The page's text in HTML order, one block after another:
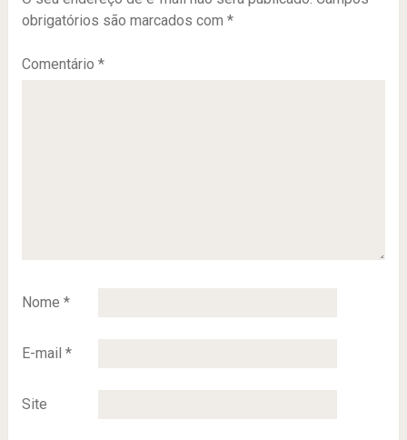
obrigatórios são marcados com *
Comentário *
Nome *
E-mail *
Site